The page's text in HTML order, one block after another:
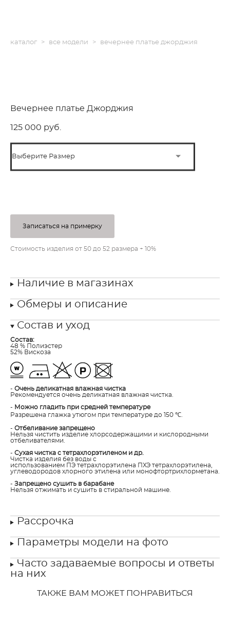
каталог > все модели > вечернее платье джорджия
Вечернее платье Джорджия
125 000 pуб.
Выберите Размер
Записаться на примерку
Стоимость изделия от 50 до 52 размера + 10%
Наличие в магазинах
Обмеры и описание
Состав и уход
Состав:
48 % Полиэстер
52% Вискоза
- Очень деликатная влажная чистка
Рекомендуется очень деликатная влажная чистка.
- Можно гладить при средней температуре
Разрешена глажка утюгом при температуре до 150 ℃.
- Отбеливание запрещено
Нельзя чистить изделие хлорсодержащими и кислородными
отбеливателями.
- Сухая чистка с тетрахлорэтиленом и др.
Чистка изделия без воды с
использованием ПЭ тетрахлорэтилена ПХЭ тетрахлорэтилена,
углеводородов хлорного этилена или монофтортрихлорметана.
- Запрещено сушить в барабане
Нельзя отжимать и сушить в стиральной машине.
Рассрочка
Параметры модели на фото
Часто задаваемые вопросы и ответы
на них
ТАКЖЕ ВАМ МОЖЕТ ПОНРАВИТЬСЯ